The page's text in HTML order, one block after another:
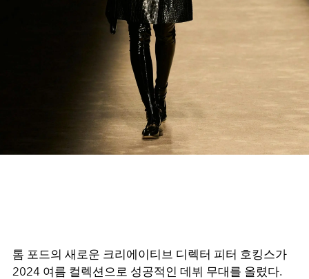
톰 포드의 새로운 크리에이티브 디렉터 피터 호킹스가
2024 여름 컬렉션으로 성공적인 데뷔 무대를 올렸다.